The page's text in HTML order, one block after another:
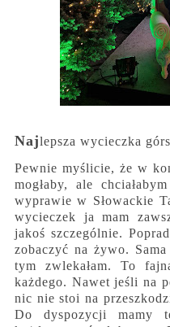
Najlepsza wycieczka
Pewnie myślicie, że w
mogłaby, ale
wyprawie w Słowackie
wycieczek ja mam
jakoś szczególnie.
zobaczyć na żywo.
tym zwlekałam. To
każdego. Nawet jeśli na
nic nie stoi na
Do dyspozycji mamy